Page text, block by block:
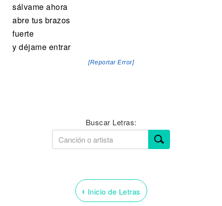
sálvame ahora
abre tus brazos
fuerte
y déjame entrar
[Reportar Error]
Buscar Letras:
‹ Inicio de Letras